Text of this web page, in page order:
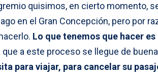
quisimos, en cierto momento,
en el Gran Concepción, pero por
Lo que tenemos que hacer
a este proceso se llegue de
para viajar, para cancelar su